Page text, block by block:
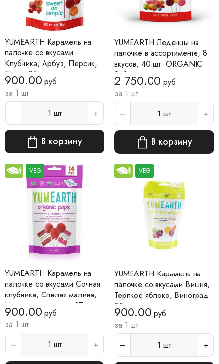
YUMEARTH Карамель на
палочке со вкусами
Клубника, Арбуз, Персик,
Гранат 85 г
900.00 руб
за 1 шт
1 шт
В корзину
YUMEARTH Леденцы на
палочке в ассортименте, 8
вкусов, 40 шт. ORGANIC
241 г
2 750.00 руб
за 1 шт
1 шт
В корзину
VEG
YUMEARTH Карамель на
палочке со вкусами Сочная
клубника, Спелая малина,
Насыщенная вишня 87 г
900.00 руб
за 1 шт
1 шт
VEG
YUMEARTH Карамель на
палочке со вкусами Вишня,
Терпкое яблоко, Виноград
85 г
900.00 руб
за 1 шт
1 шт